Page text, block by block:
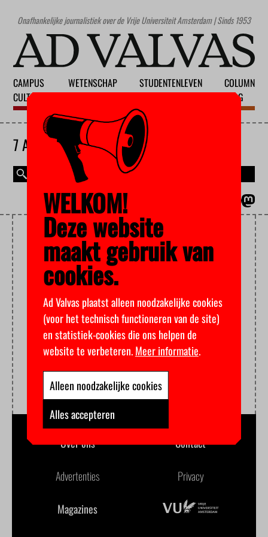
Onafhankelijke journalistiek over de Vrije Universiteit Amsterdam | Sinds 1953
CAMPUS
CULTUUR
WETENSCHAP
STUDENTENLEVEN
COLUMN
BLOG
7 AUGUSTUS 2026
DIEPROEVEN
Over ons Contact
Advertenties Privacy
Magazines
WELKOM!
Deze website
maakt gebruik van
cookies.
Ad Valvas plaatst alleen noodzakelijke cookies
(voor het technisch functioneren van de site)
en statistiek-cookies die ons helpen de
website te verbeteren.Meer informatie.
Alleen noodzakelijke cookies
Alles accepteren